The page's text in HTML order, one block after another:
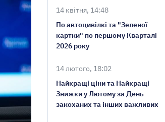
14 квітня, 14:48
По автоцивілкі та "Зеленої
картки" по першому Кварталі
2026 року
14 лютого, 18:02
Найкращі ціни та Найкращі
Знижки у Лютому за День
закоханих та інших важливих